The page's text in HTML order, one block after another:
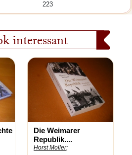
223
interessant
Die Weimarer
Republik....
Horst Moller;